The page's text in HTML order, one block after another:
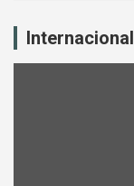
Internacional